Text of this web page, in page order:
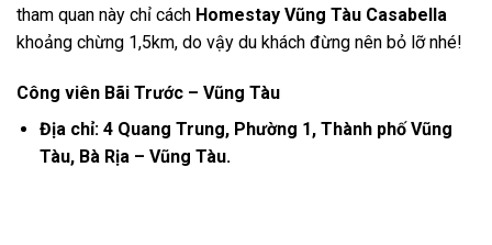
tham quan này chỉ cách Homestay Vũng Tàu Casabella
khoảng chừng 1,5km, do vậy du khách đừng nên bỏ lỡ nhé!
Công viên Bãi Trước – Vũng Tàu
Địa chỉ: 4 Quang Trung, Phường 1, Thành phố Vũng
Tàu, Bà Rịa – Vũng Tàu.